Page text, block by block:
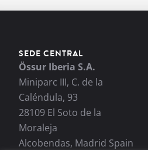
SEDE CENTRAL
Össur Iberia S.A.
Miniparc III, C. de la
Caléndula, 93
28109 El Soto de la
Moraleja
Alcobendas, Madrid Spain